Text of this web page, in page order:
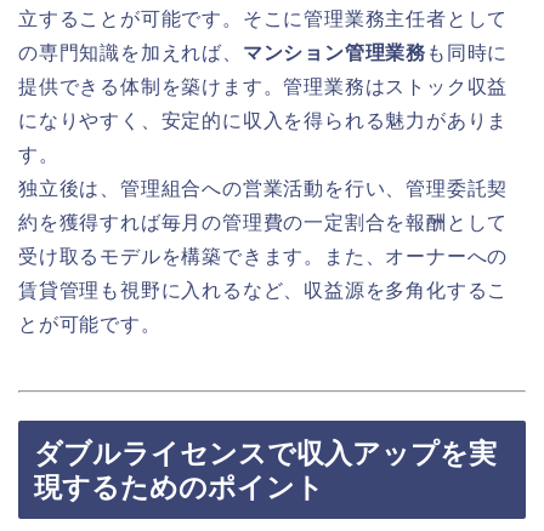
立することが可能です。そこに管理業務主任者として
の専門知識を加えれば、 マンション管理業務 も同時に
提供できる体制を築けます。管理業務はストック収益
になりやすく、安定的に収入を得られる魅力がありま
す。
独立後は、管理組合への営業活動を行い、管理委託契
約を獲得すれば毎月の管理費の一定割合を報酬として
受け取るモデルを構築できます。また、オーナーへの
賃貸管理も視野に入れるなど、収益源を多角化するこ
とが可能です。
ダブルライセンスで収入アップを実
現するためのポイント